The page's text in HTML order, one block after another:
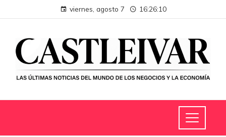
viernes, agosto 7 16:26:11